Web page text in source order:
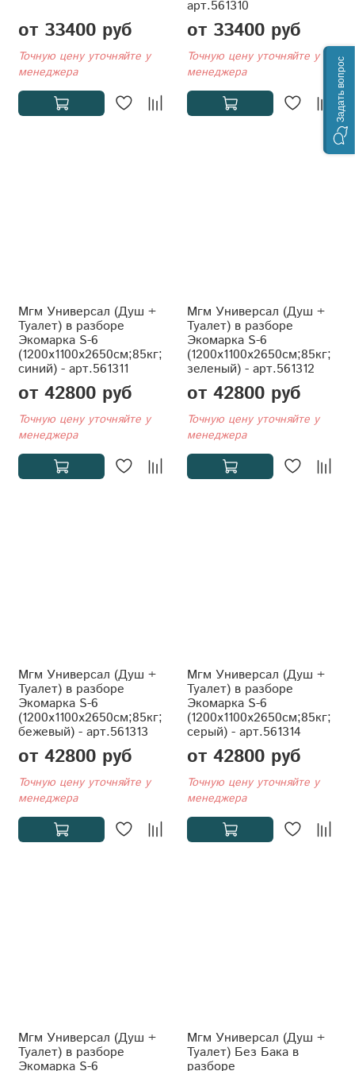
от 33400 руб
Точную цену уточняйте у
менеджера
арт.561310
от 33400 руб
Точную цену уточняйте у
менеджера
Мгм Универсал (Душ +
Туалет) в разборе
Экомарка S-6
(1200x1100x2650см;85кг;
синий) - арт.561311
от 42800 руб
Точную цену уточняйте у
менеджера
Мгм Универсал (Душ +
Туалет) в разборе
Экомарка S-6
(1200x1100x2650см;85кг;
зеленый) - арт.561312
от 42800 руб
Точную цену уточняйте у
менеджера
Мгм Универсал (Душ +
Туалет) в разборе
Экомарка S-6
(1200x1100x2650см;85кг;
бежевый) - арт.561313
от 42800 руб
Точную цену уточняйте у
менеджера
Мгм Универсал (Душ +
Туалет) в разборе
Экомарка S-6
(1200x1100x2650см;85кг;
серый) - арт.561314
от 42800 руб
Точную цену уточняйте у
менеджера
Мгм Универсал (Душ +
Туалет) в разборе
Экомарка S-6
Мгм Универсал (Душ +
Туалет) Без Бака в
разборе
Задать вопрос